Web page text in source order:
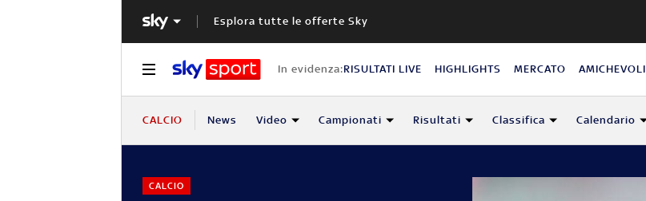
Esplora tutte le offerte Sky
In evidenza:RISULTATI LIVE HIGHLIGHTS MERCATO AMICHEVOLI
CALCIO News Video Campionati Risultati Classifica Calendario
CALCIO